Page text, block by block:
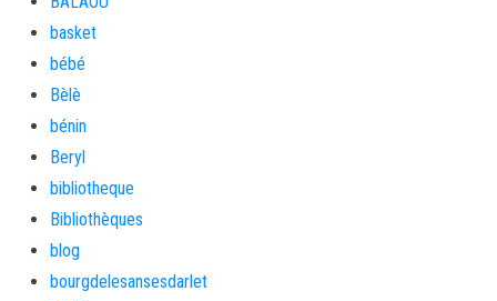
basket
bébé
Bèlè
bénin
Beryl
bibliotheque
Bibliothèques
blog
bourgdelesansesdarlet